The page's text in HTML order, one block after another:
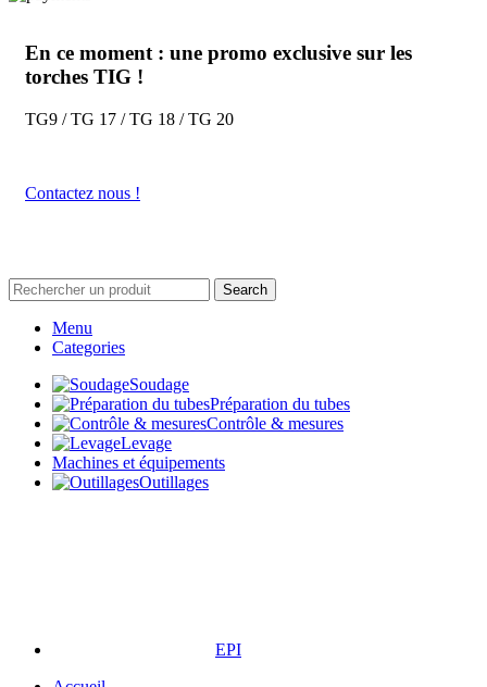
Contactez nous !
Categories
Contrôle & mesures
Levage
EPI
Accueil
Découvrir orbitool
CatalogueNEW
BLOG
Contact
Login / Register
items
Mon compte